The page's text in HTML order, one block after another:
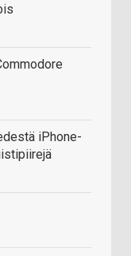
iPhone-